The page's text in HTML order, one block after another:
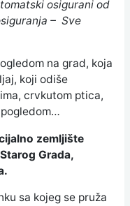
osigurani od
– Sve
na grad, koja
koji odiše
crvkutom ptica,
zemljište
Grada,
sa kojeg se pruža